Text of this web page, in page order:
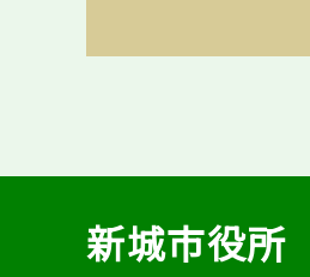
新城市役所